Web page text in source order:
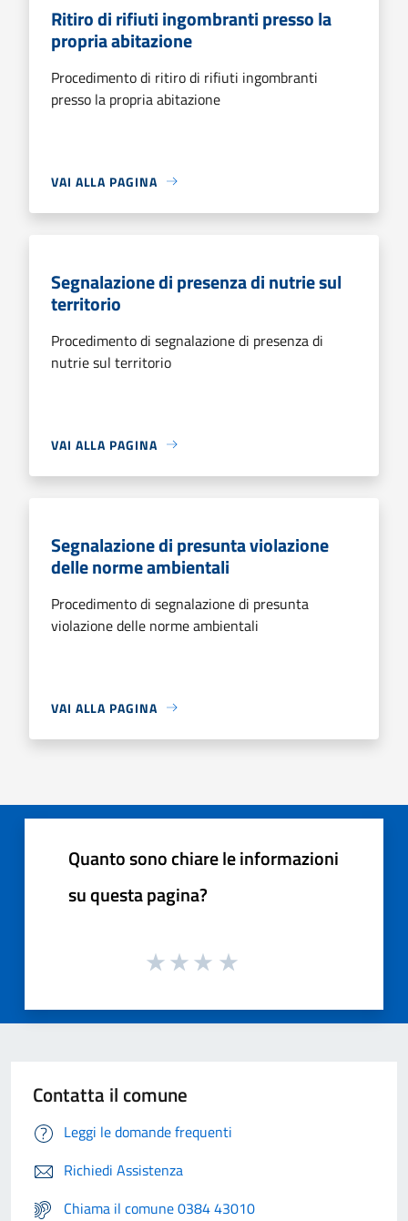
Ritiro di rifiuti ingombranti presso la
propria abitazione
Procedimento di ritiro di rifiuti ingombranti
presso la propria abitazione
VAI ALLA PAGINA
Segnalazione di presenza di nutrie sul
territorio
Procedimento di segnalazione di presenza di
nutrie sul territorio
VAI ALLA PAGINA
Segnalazione di presunta violazione
delle norme ambientali
Procedimento di segnalazione di presunta
violazione delle norme ambientali
VAI ALLA PAGINA
Quanto sono chiare le informazioni
su questa pagina?
Contatta il comune
Leggi le domande frequenti
Richiedi Assistenza
Chiama il comune 0384 43010